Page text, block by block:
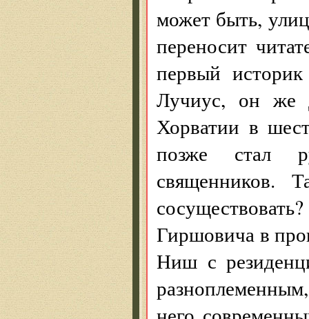
может быть,
переносит
первый
Лучиус, он же
Хорватии в
позже стал
священников.
Гиршовича в
Ниш с